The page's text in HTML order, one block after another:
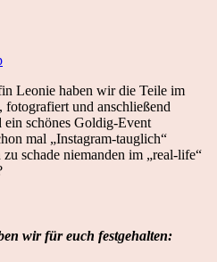
Leonie haben wir die Teile im
und anschließend
ein schönes Goldig-Event
mal „Instagram-tauglich“
schade niemanden im „real-life“
wir für euch festgehalten: